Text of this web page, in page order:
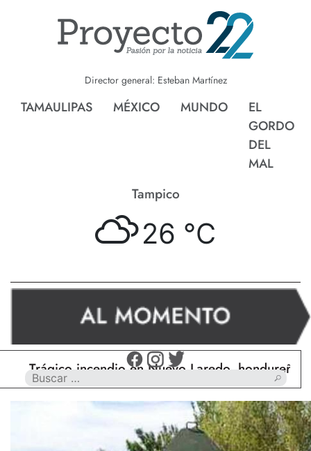
Director general: Esteban Martínez
TAMAULIPAS MÉXICO MUNDO
EL
GORDO
DEL
MAL
Tampico
26 °C
incendio en Nuevo Laredo, hondureño muere